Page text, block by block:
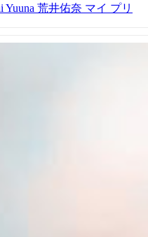
Yuuna 荒井佑奈 マイ プリ